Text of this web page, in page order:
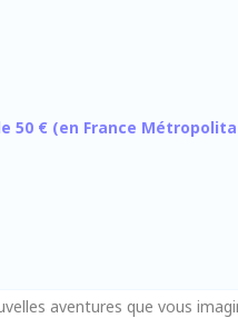
50 € (en France
aventures que vous